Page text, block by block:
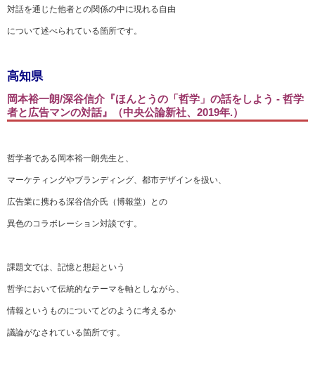
対話を通じた他者との関係の中に現れる自由
について述べられている箇所です。
高知県
岡本裕一朗/深谷信介『ほんとうの「哲学」の話をしよう - 哲学
者と広告マンの対話』（中央公論新社、2019年.）
哲学者である岡本裕一朗先生と、
マーケティングやブランディング、都市デザインを扱い、
広告業に携わる深谷信介氏（博報堂）との
異色のコラボレーション対談です。
課題文では、記憶と想起という
哲学において伝統的なテーマを軸としながら、
情報というものについてどのように考えるか
議論がなされている箇所です。